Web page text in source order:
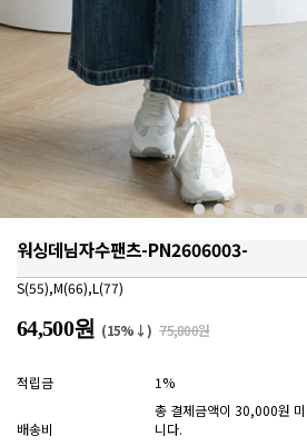
워싱데님자수팬츠-PN2606003-
S(55),M(66),L(77)
64,500원 (15%↓) 75,800원
적립금 1%
배송비
총 결제금액이 30,000원
니다.